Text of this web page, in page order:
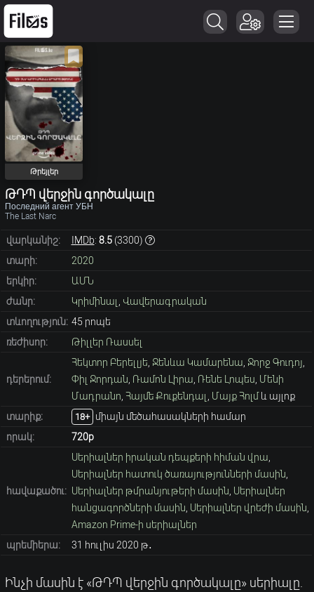
Թրեյլեր
ԹԴՊ վերջին գործակալը
Последний агент УБН
The Last Narc
վարկանիշ: IMDb: 8.5(3300)
տարի:
2020
երկիր:
ԱՄՆ
ժանր:
Կրիմինալ
Վավերագրական
տևողություն: 45 րոպե
ռեժիսոր:
Թիլլեր Ռասսել
դերերում:
Հեկտոր Բերելլյե, Ջենևա Կամարենա Ջորջ Գուդոյ
Փիլ Ջորդան Ռամոն Լիրա Ռենե Լոպես Մենի
Մադրանո Հայմե Քուքենդալ Մայք Հոլմև այլոք
տարիք։
18+
միայն մեծահասակների համար
որակ:
720p
հավաքածու:
Սերիալներ իրական դեպքերի հիման վրա
Սերիալներ հատուկ ծառայությունների մասին
Սերիալներ թմրանյութերի մասին Սերիալներ
հանցագործների մասին Սերիալներ վրեժի մասին
Amazon Prime-ի սերիալներ
պրեմիերա:
31 հուլիս 2020 թ․
Ինչի մասին է «ԹԴՊ վերջին գործակալը» սերիալը.